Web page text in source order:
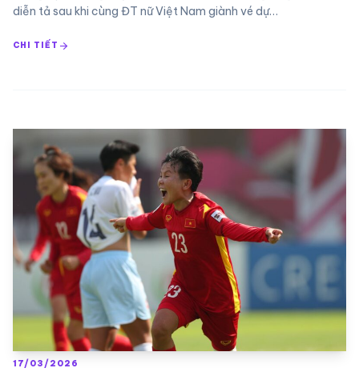
diễn tả sau khi cùng ĐT nữ Việt Nam giành vé dự…
CHI TIẾT arrow_forward
17/03/2026